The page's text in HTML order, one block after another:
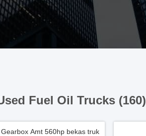
Fuel Oil Trucks (160)
Amt 560hp bekas truk